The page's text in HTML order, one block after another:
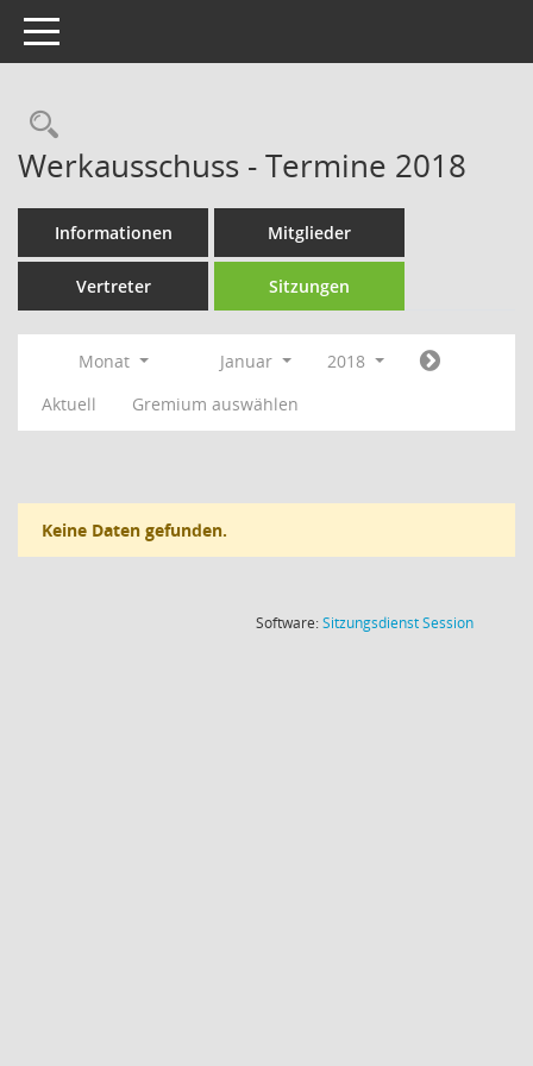
Toggle navigation
Rechercheauswahl
Werkausschuss - Termine 2018
Informationen Mitglieder
Vertreter Sitzungen
Monat Januar
2018
Aktuell
Gremium auswählen
Keine Daten gefunden.
Software:SitzungsdienstSession(Wird in